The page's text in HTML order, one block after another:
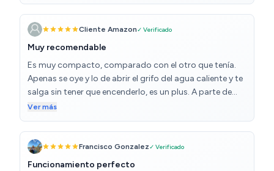
Cliente Amazon✓ Verificado
Muy recomendable
Es muy compacto, comparado con el otro que tenía.
Apenas se oye y lo de abrir el grifo del agua caliente y te
salga sin tener que encenderlo, es un plus. A parte de
poder regular la temperatura a la que quieres que te
salga el agua.
Ver más
Francisco Gonzalez✓ Verificado
Funcionamiento perfecto